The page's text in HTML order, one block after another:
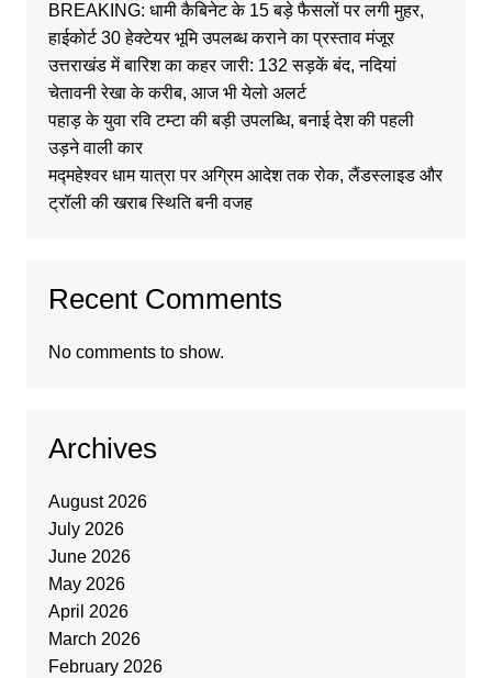
BREAKING: धामी कैबिनेट के 15 बड़े फैसलों पर लगी मुहर,
हाईकोर्ट 30 हेक्टेयर भूमि उपलब्ध कराने का प्रस्ताव मंजूर
उत्तराखंड में बारिश का कहर जारी: 132 सड़कें बंद, नदियां
चेतावनी रेखा के करीब, आज भी येलो अलर्ट
पहाड़ के युवा रवि टम्टा की बड़ी उपलब्धि, बनाई देश की पहली
उड़ने वाली कार
मद्महेश्वर धाम यात्रा पर अग्रिम आदेश तक रोक, लैंडस्लाइड और
ट्रॉली की खराब स्थिति बनी वजह
Recent Comments
No comments to show.
Archives
August 2026
July 2026
June 2026
May 2026
April 2026
March 2026
February 2026